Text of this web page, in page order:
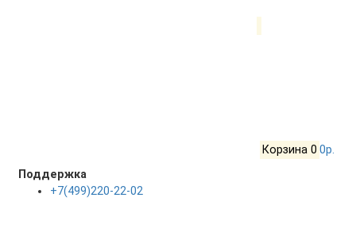
Корзина 0 0р.
Поддержка
+7(499)220-22-02